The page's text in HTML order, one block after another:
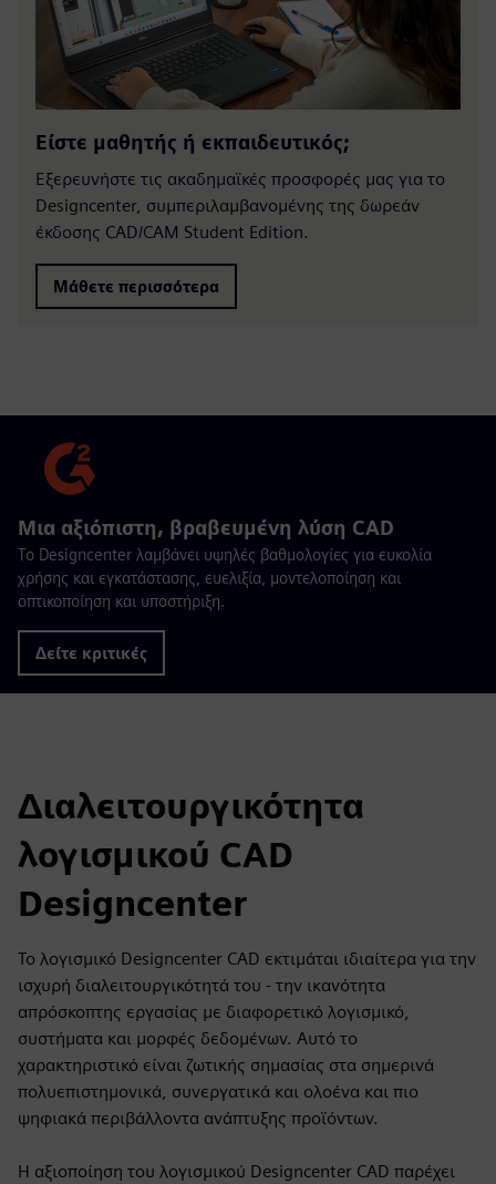
Είστε μαθητής ή εκπαιδευτικός;
Εξερευνήστε τις ακαδημαϊκές προσφορές μας για το
Designcenter, συμπεριλαμβανομένης της δωρεάν
έκδοσης CAD/CAM Student Edition.
Μάθετε περισσότερα
Μια αξιόπιστη, βραβευμένη λύση CAD
Το Designcenter λαμβάνει υψηλές βαθμολογίες για ευκολία
χρήσης και εγκατάστασης, ευελιξία, μοντελοποίηση και
οπτικοποίηση και υποστήριξη.
Δείτε κριτικές
Διαλειτουργικότητα
λογισμικού CAD
Designcenter
Το λογισμικό Designcenter CAD εκτιμάται ιδιαίτερα για την
ισχυρή διαλειτουργικότητά του - την ικανότητα
απρόσκοπτης εργασίας με διαφορετικό λογισμικό,
συστήματα και μορφές δεδομένων. Αυτό το
χαρακτηριστικό είναι ζωτικής σημασίας στα σημερινά
πολυεπιστημονικά, συνεργατικά και ολοένα και πιο
ψηφιακά περιβάλλοντα ανάπτυξης προϊόντων.
Η αξιοποίηση του λογισμικού Designcenter CAD παρέχει